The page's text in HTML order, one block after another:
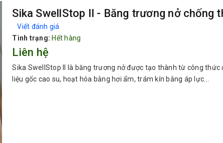
Sika SwellStop II - Băng trương nở chống
Viết đánh giá
Tình trạng: Hết hàng
Liên hệ
Sika SwellStop II là băng trương nở được tạo thành từ công thức
liệu gốc cao su, hoạt hóa bằng hơi ẩm, trám kín bằng áp lực...